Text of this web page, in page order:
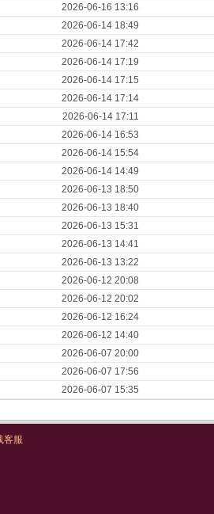
2026-06-16 13:16
2026-06-14 18:49
2026-06-14 17:42
2026-06-14 17:19
2026-06-14 17:15
2026-06-14 17:14
2026-06-14 17:11
2026-06-14 16:53
2026-06-14 15:54
2026-06-14 14:49
2026-06-13 18:50
2026-06-13 18:40
2026-06-13 15:31
2026-06-13 14:41
2026-06-13 13:22
2026-06-12 20:08
2026-06-12 20:02
2026-06-12 16:24
2026-06-12 14:40
2026-06-07 20:00
2026-06-07 17:56
2026-06-07 15:35
客服